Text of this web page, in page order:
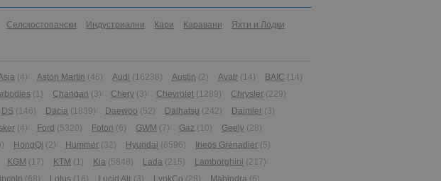
Селскостопански Индустриални Кари Каравани
Яхти и Лодки
(4) Aston Martin (46) Audi (16238) Austin (2) Avatr (14) BAIC (14)
(1) Changan (3) Chery (3) Chevrolet (1289) Chrysler (229)
DS (146) Dacia (1839) Daewoo (52) Daihatsu (242) Daimler (3)
(4) Ford (5320) Foton (6) GWM (7) Gaz (10) Geely (28)
HongQi (2) Hummer (32) Hyundai (6596) Ineos Grenadier (5)
KGM (17) KTM (1) Kia (5848) Lada (215) Lamborghini (217)